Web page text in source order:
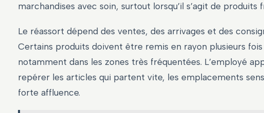
marchandises avec soin, surtout lorsqu’il s’agit de produits
Le réassort dépend des ventes, des arrivages et des
Certains produits doivent être remis en rayon plusieurs fois
notamment dans les zones très fréquentées. L’employé
repérer les articles qui partent vite, les emplacements
forte affluence.